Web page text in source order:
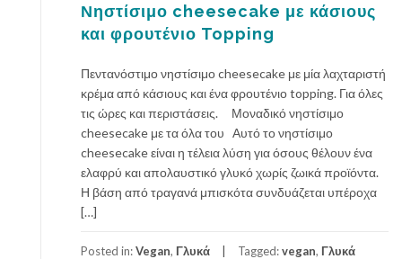
Νηστίσιμο cheesecake με κάσιους
και φρουτένιο Topping
Πεντανόστιμο νηστίσιμο cheesecake με μία λαχταριστή
κρέμα από κάσιους και ένα φρουτένιο topping. Για όλες
τις ώρες και περιστάσεις. Μοναδικό νηστίσιμο
cheesecake με τα όλα του Αυτό το νηστίσιμο
cheesecake είναι η τέλεια λύση για όσους θέλουν ένα
ελαφρύ και απολαυστικό γλυκό χωρίς ζωικά προϊόντα.
Η βάση από τραγανά μπισκότα συνδυάζεται υπέροχα
[…]
Posted in:Vegan, Γλυκά Tagged:vegan, Γλυκά